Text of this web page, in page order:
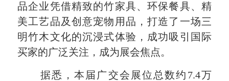
品企业凭借精致的竹家具、环保餐具、精
美工艺品及创意宠物用品，打造了一场三
明竹木文化的沉浸式体验，成功吸引国际
买家的广泛关注，成为展会焦点。
据悉，本届广交会展位总数约7.4万